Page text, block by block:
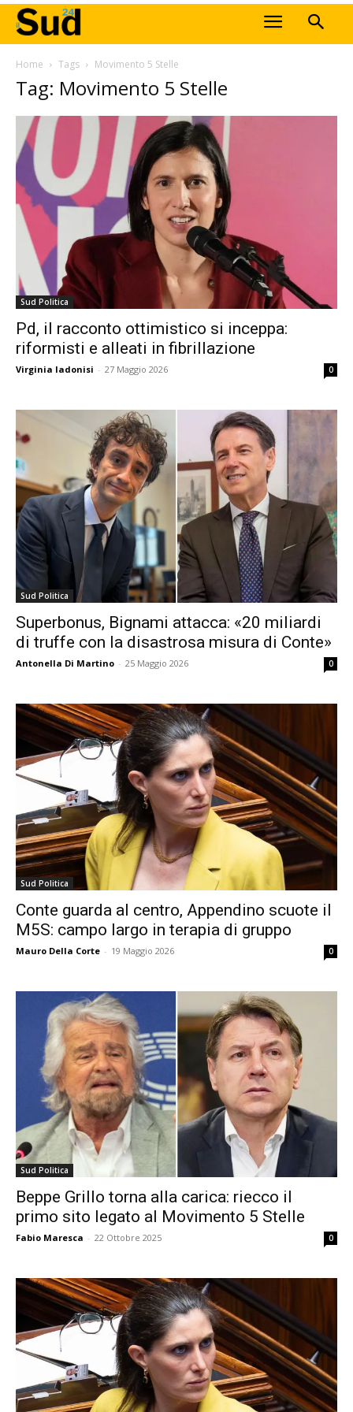
Home Tags Movimento 5 Stelle
Tag: Movimento 5 Stelle
Sud Politica
Pd, il racconto ottimistico si inceppa:
riformisti e alleati in fibrillazione
Virginia Iadonisi - 27 Maggio 2026 0
Sud Politica
Superbonus, Bignami attacca: «20 miliardi
di truffe con la disastrosa misura di Conte»
Antonella Di Martino - 25 Maggio 2026 0
Sud Politica
Conte guarda al centro, Appendino scuote il
M5S: campo largo in terapia di gruppo
Mauro Della Corte - 19 Maggio 2026 0
Sud Politica
Beppe Grillo torna alla carica: riecco il
primo sito legato al Movimento 5 Stelle
Fabio Maresca - 22 Ottobre 2025 0